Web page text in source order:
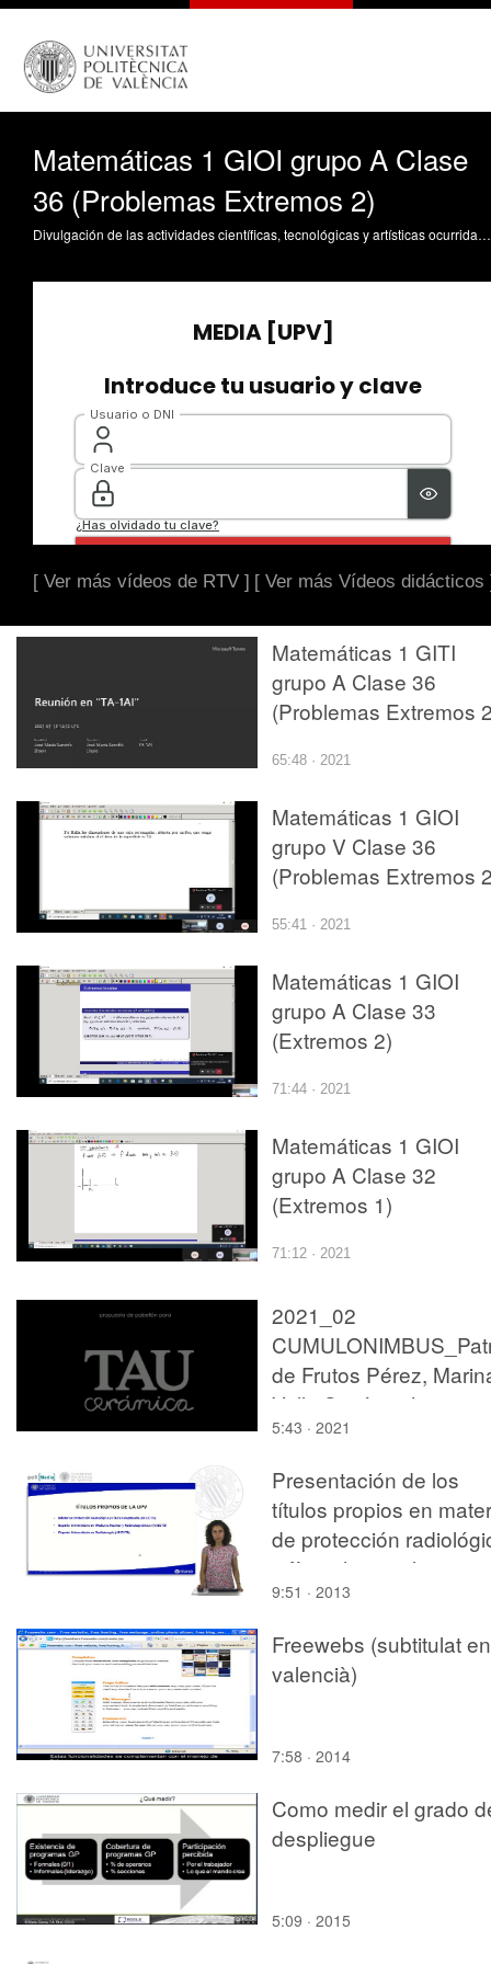
Matemáticas 1 GIOI grupo A Clase
36 (Problemas Extremos 2)
Divulgación de las actividades científicas, tecnológicas y artísticas ocurridas en los tres campus de la UPV
[ Ver más vídeos de RTV ] [ Ver más Vídeos didácticos
Matemáticas 1 GITI
grupo A Clase 36
(Problemas Extremos
65:48 · 2021
Matemáticas 1 GIOI
grupo V Clase 36
(Problemas Extremos
55:41 · 2021
Matemáticas 1 GIOI
grupo A Clase 33
(Extremos 2)
71:44 · 2021
Matemáticas 1 GIOI
grupo A Clase 32
(Extremos 1)
71:12 · 2021
2021_02
de Frutos Pérez,
Valle Simón y Jose
Sánchez-Malo Ruvira
5:43 · 2021
Presentación de los
títulos propios en
de protección
y física hospitalaria.
Edición 2013/2014
9:51 · 2013
Freewebs (subtitulat en
valencià)
7:58 · 2014
Como medir el grado
despliegue
5:09 · 2015